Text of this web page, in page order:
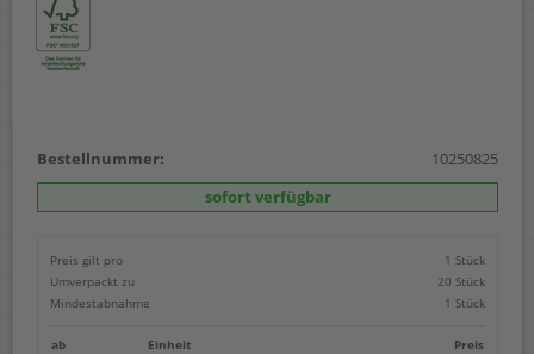
Bestellnummer:
10250825
sofort verfügbar
Preis gilt pro
1 Stück
Umverpackt zu
20 Stück
Mindestabnahme
1 Stück
ab Einheit
Preis